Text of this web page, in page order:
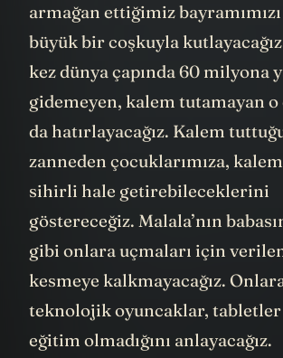
armağan ettiğimiz
büyük bir coşkuyla
kez dünya çapında 60 milyona
gidemeyen, kalem tutamayan o
da hatırlayacağız. Kalem
zanneden çocuklarımıza,
sihirli hale getirebileceklerini
göstereceğiz. Malala’nın
gibi onlara uçmaları için
kesmeye kalkmayacağız.
teknolojik oyuncaklar,
eğitim olmadığını anlayacağız.